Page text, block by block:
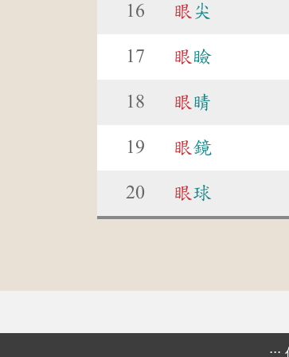
16 眼 尖
17 眼 瞼
18 眼 睛
19 眼 鏡
20 眼 球
:::